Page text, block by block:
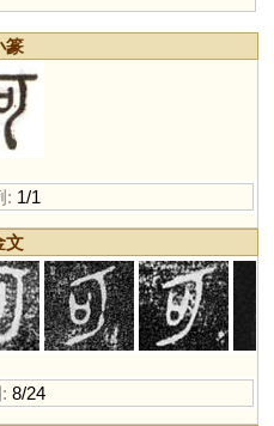
篆
: 1/1
文
8/24